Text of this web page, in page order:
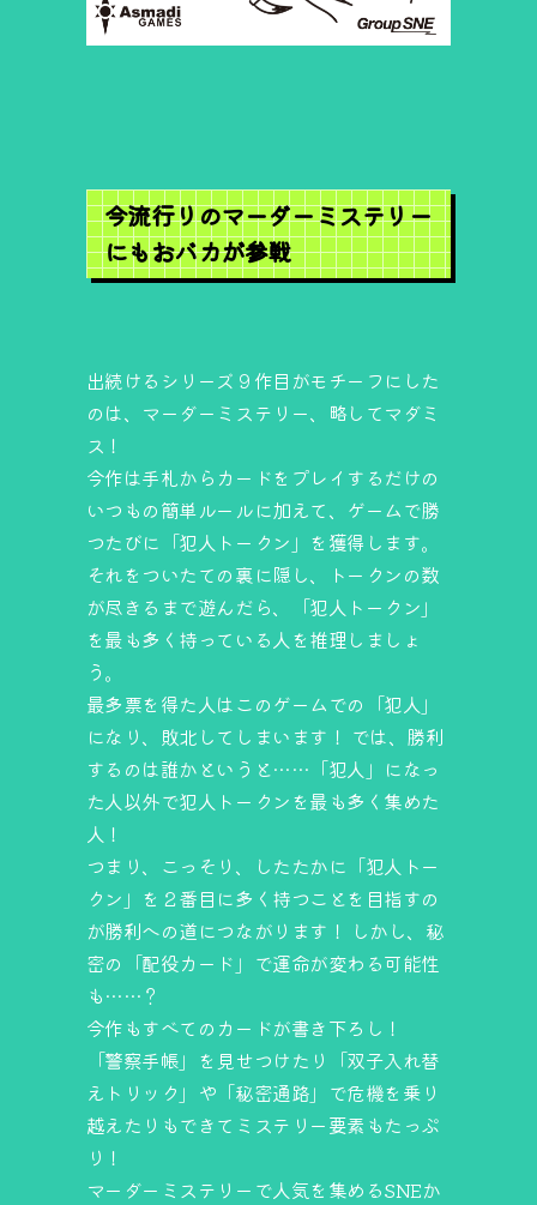
今流行りのマーダーミステリー
にもおバカが参戦
出続けるシリーズ９作目がモチーフにした
のは、マーダーミステリー、略してマダミ
ス！
今作は手札からカードをプレイするだけの
いつもの簡単ルールに加えて、ゲームで勝
つたびに「犯人トークン」を獲得します。
それをついたての裏に隠し、トークンの数
が尽きるまで遊んだら、「犯人トークン」
を最も多く持っている人を推理しましょ
う。
最多票を得た人はこのゲームでの「犯人」
になり、敗北してしまいます！ では、勝利
するのは誰かというと……「犯人」になっ
た人以外で犯人トークンを最も多く集めた
人！
つまり、こっそり、したたかに「犯人トー
クン」を２番目に多く持つことを目指すの
が勝利への道につながります！ しかし、秘
密の「配役カード」で運命が変わる可能性
も……？
今作もすべてのカードが書き下ろし！
「警察手帳」を見せつけたり「双子入れ替
えトリック」や「秘密通路」で危機を乗り
越えたりもできてミステリー要素もたっぷ
り！
マーダーミステリーで人気を集めるSNEか